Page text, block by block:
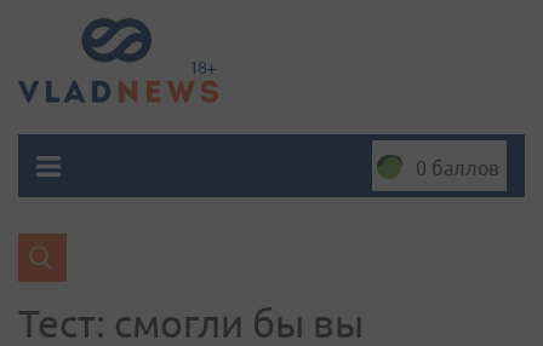
0 баллов
Тест: смогли бы вы